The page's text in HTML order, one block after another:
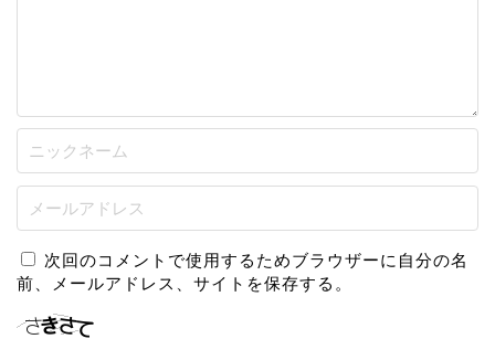
次回のコメントで使用するためブラウザーに自分の名
前、メールアドレス、サイトを保存する。